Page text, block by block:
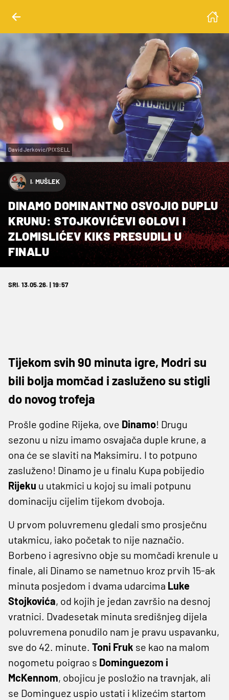
David Jerkovic/PIXSELL
I. MUŠLEK
DINAMO DOMINANTNO OSVOJIO DUPLU
KRUNU: STOJKOVIĆEVI GOLOVI I
ZLOMISLIĆEV KIKS PRESUDILI U
FINALU
SRI. 13.05.26. | 19:57
Tijekom svih 90 minuta igre, Modri su
bili bolja momčad i zasluženo su stigli
do novog trofeja
Prošle godine Rijeka, ove Dinamo! Drugu
sezonu u nizu imamo osvajača duple krune, a
ona će se slaviti na Maksimiru. I to potpuno
zasluženo! Dinamo je u finalu Kupa pobijedio
Rijeku u utakmici u kojoj su imali potpunu
dominaciju cijelim tijekom dvoboja.
U prvom poluvremenu gledali smo prosječnu
utakmicu, iako početak to nije naznačio.
Borbeno i agresivno obje su momčadi krenule u
finale, ali Dinamo se nametnuo kroz prvih 15-ak
minuta posjedom i dvama udarcima Luke
Stojkovića, od kojih je jedan završio na desnoj
vratnici. Dvadesetak minuta središnjeg dijela
poluvremena ponudilo nam je pravu uspavanku,
sve do 42. minute. Toni Fruk se kao na malom
nogometu poigrao s Dominguezom i
McKennom, obojicu je posložio na travnjak, ali
se Dominguez uspio ustati i klizećim startom